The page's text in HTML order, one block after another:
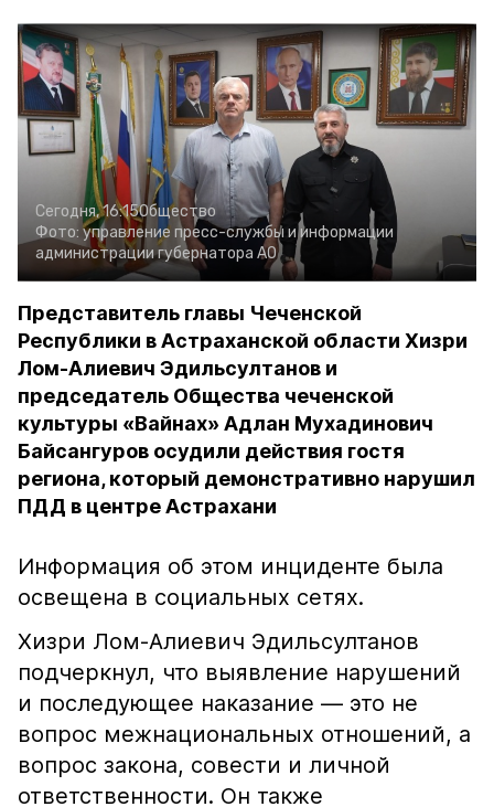
Сегодня, 16:15Общество
Фото: управление пресс-службы и информации
администрации губернатора АО
Представитель главы Чеченской
Республики в Астраханской области Хизри
Лом-Алиевич Эдильсултанов и
председатель Общества чеченской
культуры «Вайнах» Адлан Мухадинович
Байсангуров осудили действия гостя
региона, который демонстративно нарушил
ПДД в центре Астрахани
Информация об этом инциденте была
освещена в социальных сетях.
Хизри Лом-Алиевич Эдильсултанов
подчеркнул, что выявление нарушений
и последующее наказание — это не
вопрос межнациональных отношений, а
вопрос закона, совести и личной
ответственности. Он также